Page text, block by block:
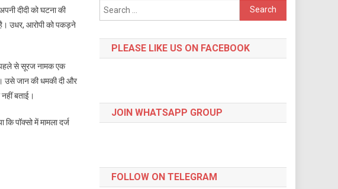
दीदी को घटना की
है। उधर, आरोपी को पकड़ने
पहले से सूरज नामक एक
उसे जान की धमकी दी और
बताई।
पॉक्सो में मामला दर्ज
Search
for:
PLEASE LIKE US ON FACEBOOK
JOIN WHATSAPP GROUP
FOLLOW ON TELEGRAM